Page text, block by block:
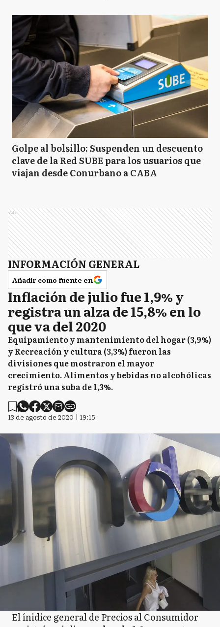
Golpe al bolsillo: Suspenden un descuento
clave de la Red SUBE para los usuarios que
viajan desde Conurbano a CABA
Ads
INFORMACIÓN GENERAL
Añadir como fuente en
Inflación de julio fue 1,9% y
registra un alza de 15,8% en lo
que va del 2020
Equipamiento y mantenimiento del hogar (3,9%)
y Recreación y cultura (3,3%) fueron las
divisiones que mostraron el mayor
crecimiento. Alimentos y bebidas no alcohólicas
registró una suba de 1,3%.
13 de agosto de 2020 | 19:15
El ínidice general de Precios al Consumidor